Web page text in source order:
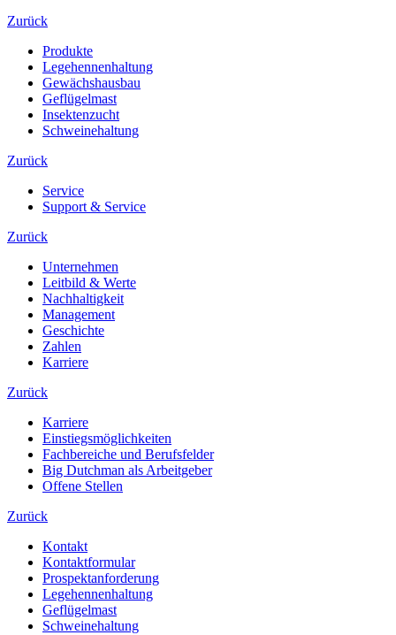
Zurück
Produkte
Legehennenhaltung
Gewächshausbau
Geflügelmast
Insektenzucht
Schweinehaltung
Zurück
Service
Support & Service
Zurück
Unternehmen
Leitbild & Werte
Nachhaltigkeit
Management
Geschichte
Zahlen
Karriere
Zurück
Karriere
Einstiegsmöglichkeiten
Fachbereiche und Berufsfelder
Big Dutchman als Arbeitgeber
Offene Stellen
Zurück
Kontakt
Kontaktformular
Prospektanforderung
Legehennenhaltung
Geflügelmast
Schweinehaltung